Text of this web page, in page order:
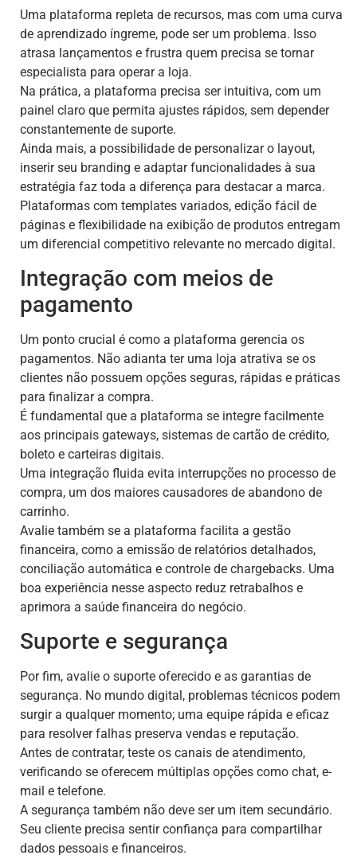
Uma plataforma repleta de recursos, mas com uma curva
de aprendizado íngreme, pode ser um problema. Isso
atrasa lançamentos e frustra quem precisa se tornar
especialista para operar a loja.
Na prática, a plataforma precisa ser intuitiva, com um
painel claro que permita ajustes rápidos, sem depender
constantemente de suporte.
Ainda mais, a possibilidade de personalizar o layout,
inserir seu branding e adaptar funcionalidades à sua
estratégia faz toda a diferença para destacar a marca.
Plataformas com templates variados, edição fácil de
páginas e flexibilidade na exibição de produtos entregam
um diferencial competitivo relevante no mercado digital.
Integração com meios de
pagamento
Um ponto crucial é como a plataforma gerencia os
pagamentos. Não adianta ter uma loja atrativa se os
clientes não possuem opções seguras, rápidas e práticas
para finalizar a compra.
É fundamental que a plataforma se integre facilmente
aos principais gateways, sistemas de cartão de crédito,
boleto e carteiras digitais.
Uma integração fluida evita interrupções no processo de
compra, um dos maiores causadores de abandono de
carrinho.
Avalie também se a plataforma facilita a gestão
financeira, como a emissão de relatórios detalhados,
conciliação automática e controle de chargebacks. Uma
boa experiência nesse aspecto reduz retrabalhos e
aprimora a saúde financeira do negócio.
Suporte e segurança
Por fim, avalie o suporte oferecido e as garantias de
segurança. No mundo digital, problemas técnicos podem
surgir a qualquer momento; uma equipe rápida e eficaz
para resolver falhas preserva vendas e reputação.
Antes de contratar, teste os canais de atendimento,
verificando se oferecem múltiplas opções como chat, e-
mail e telefone.
A segurança também não deve ser um item secundário.
Seu cliente precisa sentir confiança para compartilhar
dados pessoais e financeiros.